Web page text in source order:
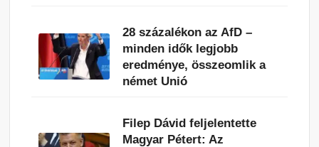
28 százalékon az AfD –
minden idők legjobb
eredménye, összeomlik a
német Unió
Filep Dávid feljelentette
Magyar Pétert: Az